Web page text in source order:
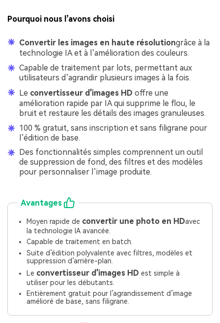
Pourquoi nous l’avons choisi
Convertir les images en haute résolutiongrâce à la
technologie IA et à l’amélioration des couleurs.
Capable de traitement par lots, permettant aux
utilisateurs d’agrandir plusieurs images à la fois.
Le convertisseur d'images HD offre une
amélioration rapide par IA qui supprime le flou, le
bruit et restaure les détails des images granuleuses.
100 % gratuit, sans inscription et sans filigrane pour
l’édition de base.
Des fonctionnalités simples comprennent un outil
de suppression de fond, des filtres et des modèles
pour personnaliser l’image produite.
Avantages
Moyen rapide de convertir une photo en HDavec
la technologie IA avancée.
Capable de traitement en batch.
Suite d’édition polyvalente avec filtres, modèles et
suppression d’arrière-plan.
Le convertisseur d'images HD est simple à
utiliser pour les débutants.
Entièrement gratuit pour l’agrandissement d’image
amélioré de base, sans filigrane.